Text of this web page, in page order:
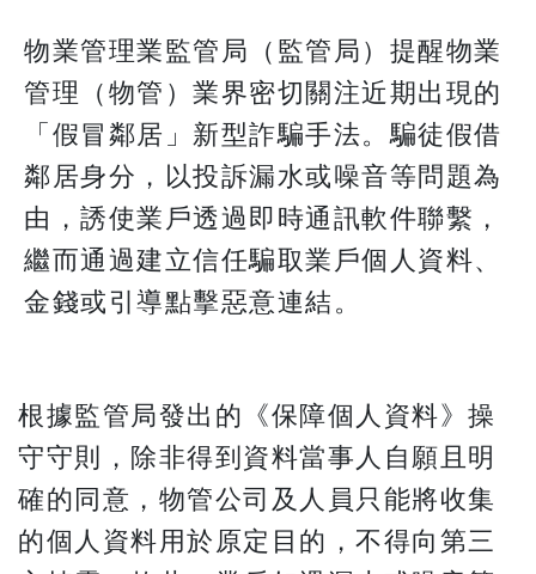
物業管理業監管局（監管局）提醒物業
管理（物管）業界密切關注近期出現的
「假冒鄰居」新型詐騙手法。騙徒假借
鄰居身分，以投訴漏水或噪音等問題為
由，誘使業戶透過即時通訊軟件聯繫，
繼而通過建立信任騙取業戶個人資料、
金錢或引導點擊惡意連結。
根據監管局發出的《保障個人資料》操
守守則，除非得到資料當事人自願且明
確的同意，物管公司及人員只能將收集
的個人資料用於原定目的，不得向第三